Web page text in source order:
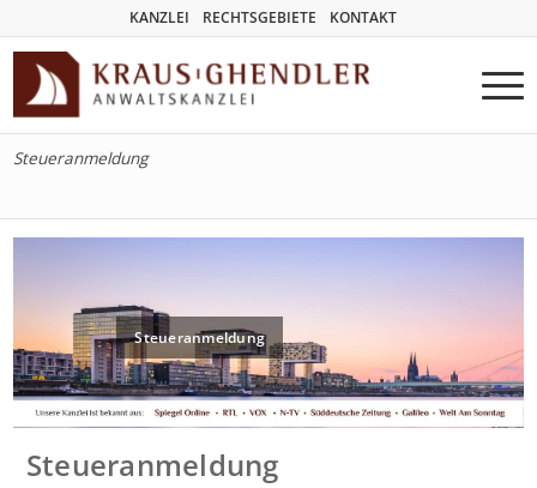
KANZLEI RECHTSGEBIETE KONTAKT
Steueranmeldung
Steueranmeldung
Steueranmeldung